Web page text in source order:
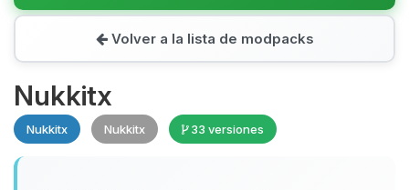
Volver a la lista de modpacks
Nukkitx
Nukkitx Nukkitx 33 versiones